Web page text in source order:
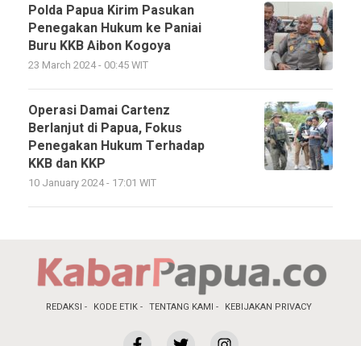
Polda Papua Kirim Pasukan
Penegakan Hukum ke Paniai
Buru KKB Aibon Kogoya
23 March 2024 - 00:45 WIT
Operasi Damai Cartenz
Berlanjut di Papua, Fokus
Penegakan Hukum Terhadap
KKB dan KKP
10 January 2024 - 17:01 WIT
REDAKSI KODE ETIK TENTANG KAMI KEBIJAKAN PRIVACY